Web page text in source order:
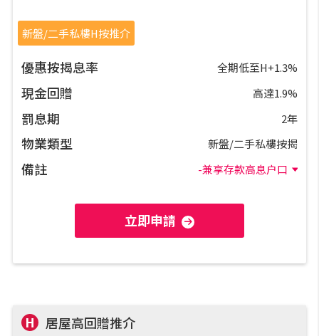
供款年期計算
工商舖按揭計算
印花稅計算
新盤/二手私樓H按推介
優惠按揭息率 全期低至H+1.3%
現金回贈 高達1.9%
罰息期 2年
物業類型 新盤/二手私樓按揭
備註 -兼享存款高息户口
立即申請
H 居屋高回贈推介